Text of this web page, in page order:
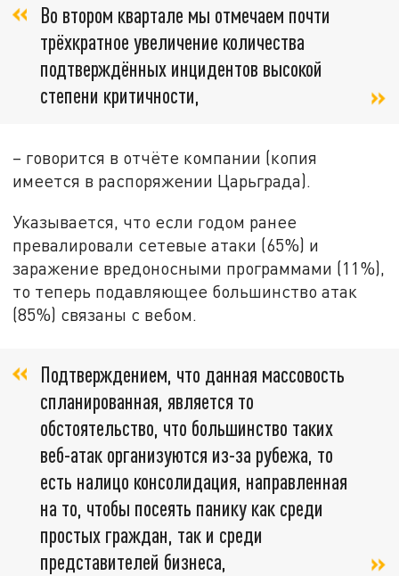
Во втором квартале мы отмечаем почти
трёхкратное увеличение количества
подтверждённых инцидентов высокой
степени критичности,
– говорится в отчёте компании (копия
имеется в распоряжении Царьграда).
Указывается, что если годом ранее
превалировали сетевые атаки (65%) и
заражение вредоносными программами (11%),
то теперь подавляющее большинство атак
(85%) связаны с вебом.
Подтверждением, что данная массовость
спланированная, является то
обстоятельство, что большинство таких
веб-атак организуются из-за рубежа, то
есть налицо консолидация, направленная
на то, чтобы посеять панику как среди
простых граждан, так и среди
представителей бизнеса,